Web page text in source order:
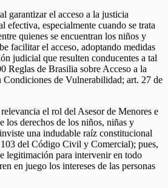
garantizar el acceso a la justicia
efectiva, especialmente cuando se trata
quienes se encuentran los niños y
facilitar el acceso, adoptando medidas
judicial que resulten conducentes a tal
Reglas de Brasilia sobre Acceso a la
Condiciones de Vulnerabilidad; art. 27 de
el rol del Asesor de Menores e
los derechos de los niños, niñas y
una indudable raíz constitucional
del Código Civil y Comercial); pues,
legitimación para intervenir en todo
en juego los intereses de las personas